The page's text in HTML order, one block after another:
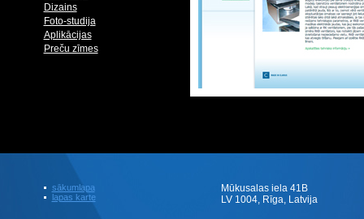
Dizains
Foto-studija
Aplikācijas
Preču zīmes
sākumlapa
lapas karte
Mūkusalas iela 41B
LV 1004, Rīga, Latvija